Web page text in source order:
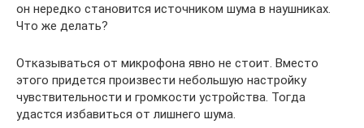
он нередко становится источником шума в наушниках.
Что же делать?
Отказываться от микрофона явно не стоит. Вместо
этого придется произвести небольшую настройку
чувствительности и громкости устройства. Тогда
удастся избавиться от лишнего шума.